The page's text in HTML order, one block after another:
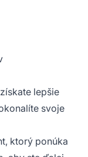
lepšie
svoje
ktorý ponúka